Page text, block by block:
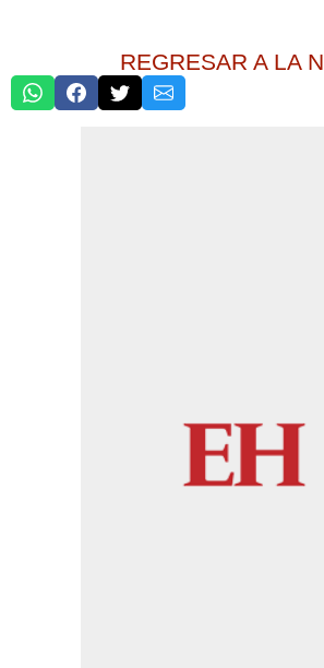
REGRESAR A LA